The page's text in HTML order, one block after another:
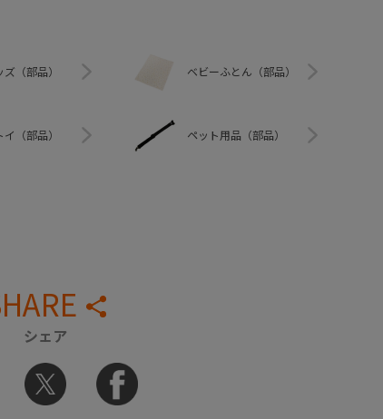
（部品） ベビーふとん（部品）
（部品） ペット用品（部品）
シェア